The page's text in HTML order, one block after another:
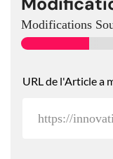
Modifications
tURL de l'Article a